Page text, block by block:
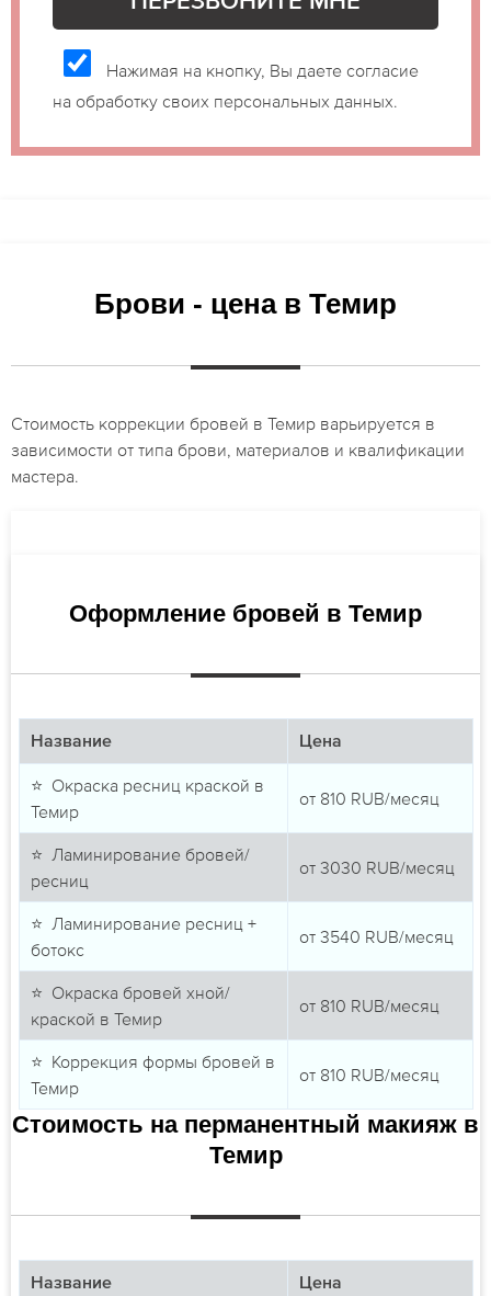
Нажимая на кнопку, Вы даете согласие
на обработку своих персональных данных.
Брови - цена в Темир
Стоимость коррекции бровей в Темир варьируется в
зависимости от типа брови, материалов и квалификации
мастера.
Оформление бровей в Темир
Название Цена
⭐ Окраска ресниц краской в
Темир
от 810 RUB/месяц
⭐ Ламинирование бровей/
ресниц
от 3030 RUB/месяц
⭐ Ламинирование ресниц +
ботокс
от 3540 RUB/месяц
⭐ Окраска бровей хной/
краской в Темир
от 810 RUB/месяц
⭐ Коррекция формы бровей в
Темир
от 810 RUB/месяц
Стоимость на перманентный макияж в
Темир
Название Цена